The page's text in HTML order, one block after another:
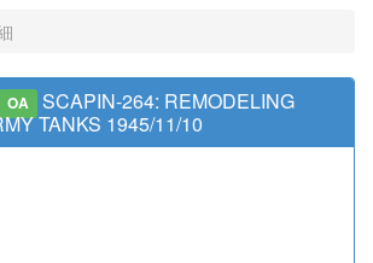
OA
SCAPIN-264: REMODELING
TANKS 1945/11/10